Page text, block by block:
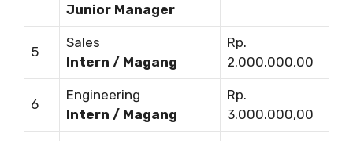
Junior Manager
5
Sales
Intern / Magang
Rp.
2.000.000,00
6
Engineering
Intern / Magang
Rp.
3.000.000,00